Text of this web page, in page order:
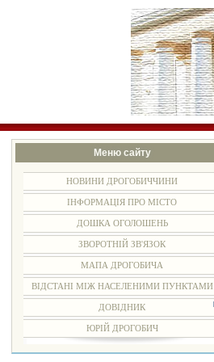
Меню сайту
НОВИНИ ДРОГОБИЧЧИНИ
ІНФОРМАЦІЯ ПРО МІСТО
ДОШКА ОГОЛОШЕНЬ
ЗВОРОТНІЙ ЗВ'ЯЗОК
МАПА ДРОГОБИЧА
ВІДСТАНІ МІЖ НАСЕЛЕНИМИ ПУНКТАМИ
ДОВІДНИК
ЮРІЙ ДРОГОБИЧ